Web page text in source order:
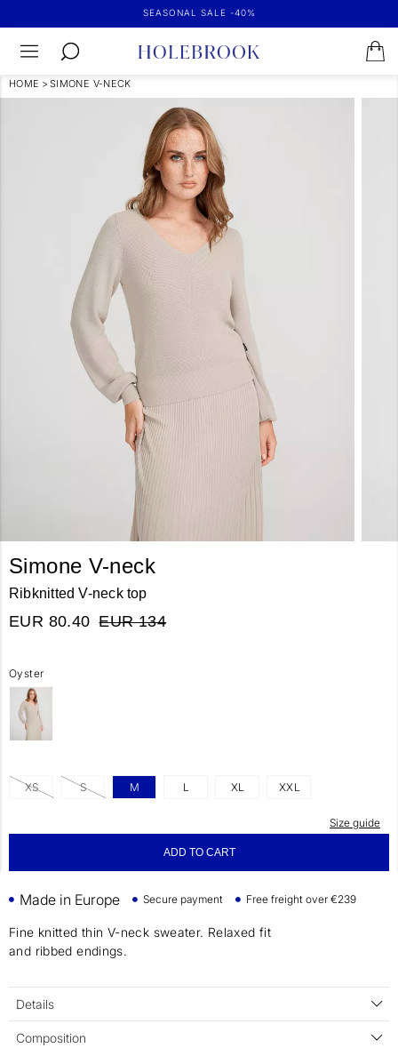
SEASONAL SALE -40%
HOME > SIMONE V-NECK
Simone V-neck
Ribknitted V-neck top
EUR 80.40 EUR 134
Oyster
XS S M L XL XXL
Size guide
ADD TO CART
Made in Europe Secure payment Free freight over €239
Fine knitted thin V-neck sweater. Relaxed fit
and ribbed endings.
Details
Composition